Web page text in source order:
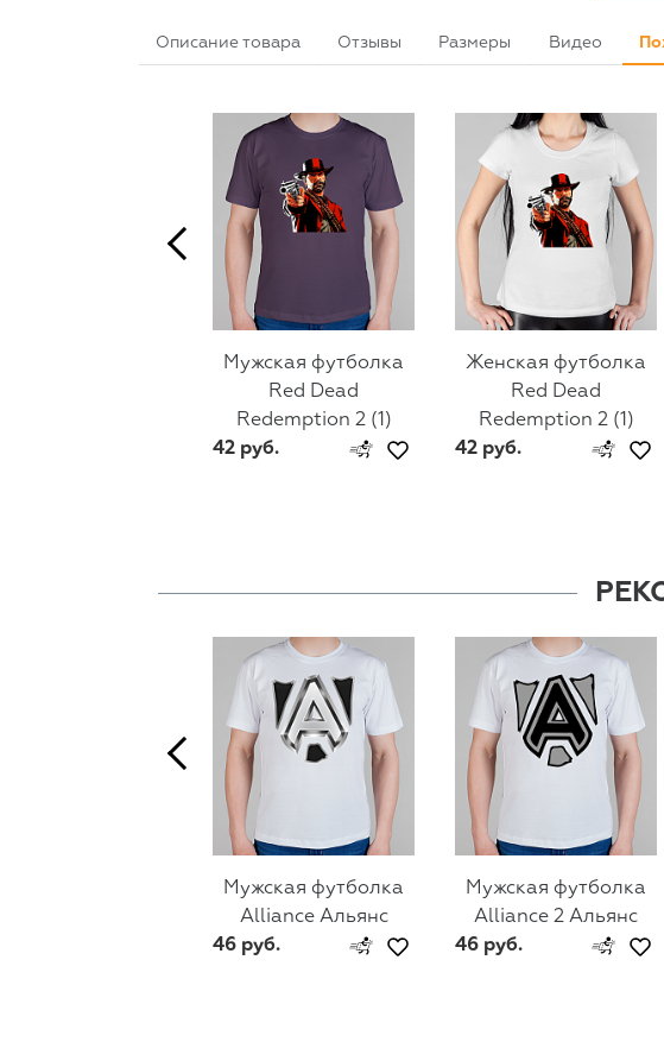
Описание товара Отзывы Размеры Видео
Мужская футболка
Red Dead
Redemption 2 (1)
42 руб.
Женская футболка
Red Dead
Redemption 2 (1)
42 руб.
Мужская футболка
Alliance Альянс
46 руб.
Мужская футболка
Alliance 2 Альянс
46 руб.